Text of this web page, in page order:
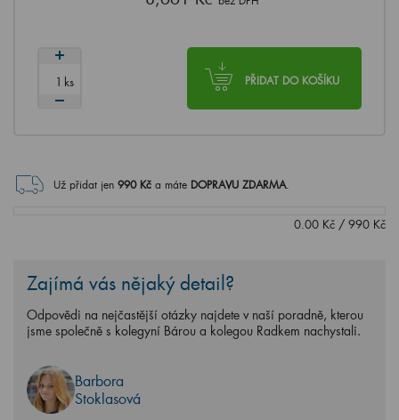
PŘIDAT DO KOŠÍKU
ks
Už přidat jen 990Kč a máte DOPRAVU ZDARMA.
0.00 Kč / 990 Kč
Zajímá vás nějaký detail?
Odpovědi na nejčastější otázky najdete v naší poradně, kterou
jsme společně s kolegyní Bárou a kolegou Radkem nachystali.
Barbora
Stoklasová